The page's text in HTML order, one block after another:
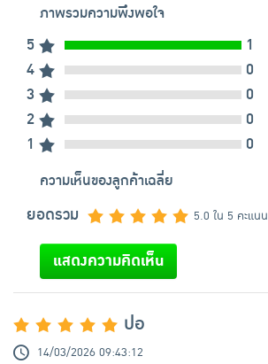
ภาพรวมความพึงพอใจ
5
1
4
0
3
0
2
0
1
0
ความเห็นของลูกค้าเฉลี่ย
ยอดรวม 5.0 ใน 5 คะแนน
แสดงความคิดเห็น
ปอ
14/03/2026 09:43:12